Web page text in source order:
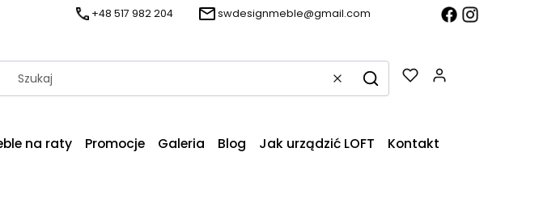
+48 517 982 204 swdesignmeble@gmail.com
WyczyśćSzukaj
na raty Promocje Galeria Blog Jak urządzić LOFT Kontakt